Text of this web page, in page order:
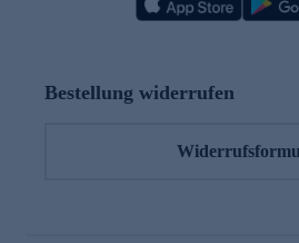
Bestellung widerrufen